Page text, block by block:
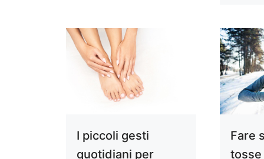
I piccoli gesti
quotidiani per
Fare
tosse